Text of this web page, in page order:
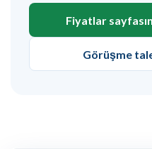
Fiyatlar
Görüşme